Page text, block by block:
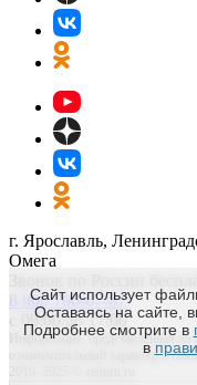
г. Ярославль,
Омега
8 800 700-67-87
с 09:00 до 17:00
Информация, представленная на
ознакомительный характер и
2019–2025 © stemru.ru
Сайт использует
Оставаясь на сайте,
Подробнее смотрите в
в